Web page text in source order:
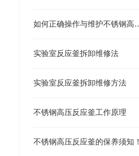
如何正确操作与
实验室反应釜拆卸维修法
实验室反应釜拆卸维修方法
不锈钢高压反应釜工作原理
不锈钢高压反应釜的保养须知